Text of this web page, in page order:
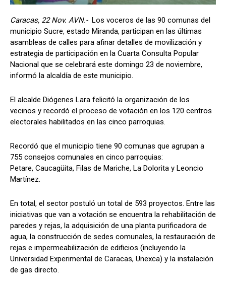
Caracas, 22 Nov. AVN.- Los voceros de las 90 comunas del
municipio Sucre, estado Miranda, participan en las últimas
asambleas de calles para afinar detalles de movilización y
estrategia de participación en la Cuarta Consulta Popular
Nacional que se celebrará este domingo 23 de noviembre,
informó la alcaldía de este municipio.
El alcalde Diógenes Lara felicitó la organización de los
vecinos y recordó el proceso de votación en los 120 centros
electorales habilitados en las cinco parroquias.
Recordó que el municipio tiene 90 comunas que agrupan a
755 consejos comunales en cinco parroquias:
Petare, Caucagüita, Filas de Mariche, La Dolorita y Leoncio
Martínez.
En total, el sector postuló un total de 593 proyectos. Entre las
iniciativas que van a votación se encuentra la rehabilitación de
paredes y rejas, la adquisición de una planta purificadora de
agua, la construcción de sedes comunales, la restauración de
rejas e impermeabilización de edificios (incluyendo la
Universidad Experimental de Caracas, Unexca) y la instalación
de gas directo.